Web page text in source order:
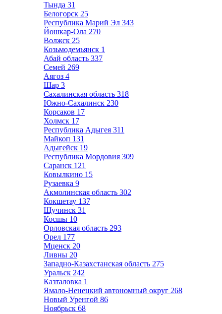
Тында 31
Белогорск 25
Республика Марий Эл 343
Йошкар-Ола 270
Волжск 25
Козьмодемьянск 1
Абай область 337
Семей 269
Аягоз 4
Шар 3
Сахалинская область 318
Южно-Сахалинск 230
Корсаков 17
Холмск 17
Республика Адыгея 311
Майкоп 131
Адыгейск 19
Республика Мордовия 309
Саранск 121
Ковылкино 15
Рузаевка 9
Акмолинская область 302
Кокшетау 137
Щучинск 31
Косшы 10
Орловская область 293
Орел 177
Мценск 20
Ливны 20
Западно-Казахстанская область 275
Уральск 242
Казталовка 1
Ямало-Ненецкий автономный округ 268
Новый Уренгой 86
Ноябрьск 68